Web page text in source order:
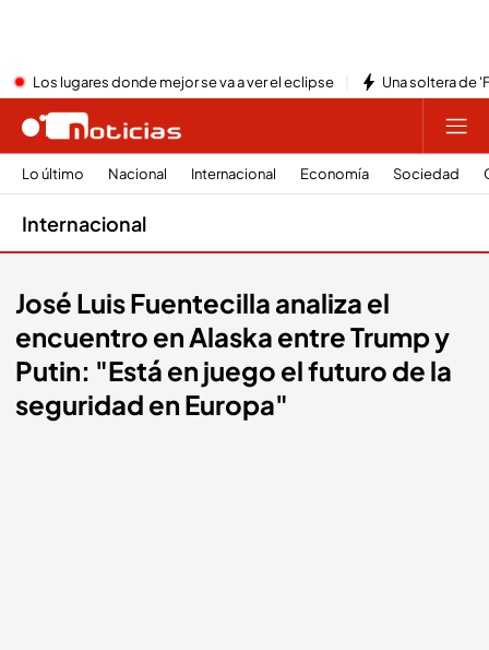
Los lugares donde mejor se va a ver el eclipse Una soltera de
Lo último Nacional Internacional Economía Sociedad
Internacional
José Luis Fuentecilla analiza el
encuentro en Alaska entre Trump y
Putin: "Está en juego el futuro de la
seguridad en Europa"